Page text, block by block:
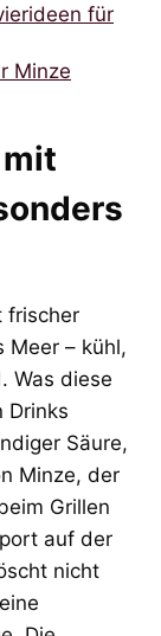
für
Minze
frischer
Meer – kühl,
Was diese
Drinks
Säure,
Minze, der
Grillen
auf der
nicht